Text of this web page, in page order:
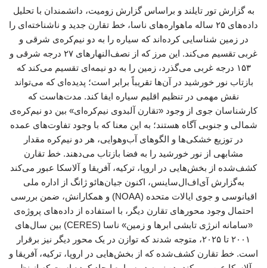
به گزارش تور تایلند و براساس گزارش زومیت، دانشمندان با تحلیل
داده‌های ۲۵ ساله ماهواره‌های ناسا، خط تقارن جدید و ناشناخته‌ای را
در زمین شناسایی کرده‌اند که سیاره را به دو نیم‌کره‌ی شرقی و
غربی تقسیم می‌کند. این مرز که از نصف‌النهارهای ۲۷ درجه شرقی و
۱۵۳ درجه غربی می‌گذرد، زمین را به دو نیمه‌ای تقسیم می‌کند که
بازتاب نور خورشید در آن‌ها تقریباً برابر است؛ پدیده‌ای که می‌تواند
نقش مهمی در تنظیم اقلیم سیاره ایفا کند. مدت‌هاست که
کارشناسان جوی از وجود «تقارن آلبدوی نیم‌کره‌ای» بین دو نیم‌کره‌ی
شمالی و جنوبی آگاه هستند؛ به این معنا که با وجود تفاوت‌های عمده
در توزیع خشکی‌ها و الگوهای آب‌وهوایی، هر دو نیم‌کره مقدار
مشابهی از نور خورشید را به فضا بازتاب می‌دهند. خط تقارن
کشف‌شده از بخش‌هایی در اروپا، ترکیه، آفریقا و آلاسکا عبور می‌کند
به‌گزارش آی‌اف‌ال‌ساینس، اکنون جیان‌هائو ژانگ از اداره ملی
اقیانوسی و جوی ایالات متحده (NOAA) و همکارانش، ضمن بررسی
احتمال وجود محورهای تقارن دیگر، با استفاده از داده‌های پروژه‌ی
«سامانه انرژی تابشی ابرها و زمین» ناسا (CERES) بین سال‌های
۲۰۰۱ تا ۲۰۲۵، متوجه شدند که توازن در یک محور دیگر نیز برقرار
است. خط تقارن کشف‌شده که از بخش‌هایی در اروپا، ترکیه، آفریقا و